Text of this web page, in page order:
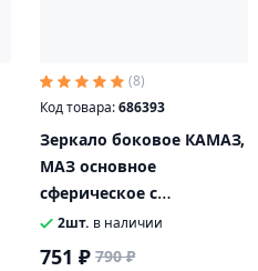
(8)
Код товара:686393
Зеркало боковое КАМАЗ,
МАЗ основное
сферическое с
подогревом 24V 443х215
КРУГОВОЙ ОБЗОР
2шт. в наличии
751 ₽ 790 ₽